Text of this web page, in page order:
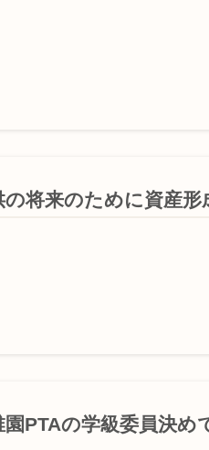
の将来のために資産形
園PTAの学級委員決め